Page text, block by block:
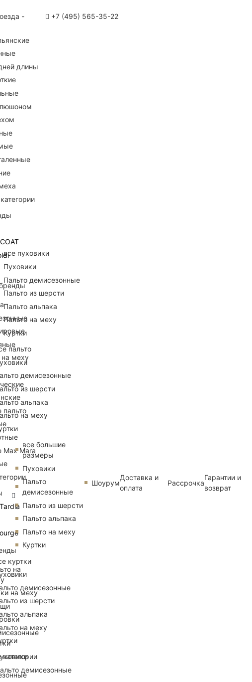
- +7 (495) 565-35-22
длины
на меху
пальто
Max Mara
на
на меху
все пуховики
Пуховики
Пальто демисезонные
Пальто из шерсти
Пальто альпака
Пальто на меху
Куртки
пальто
демисезонные
из шерсти
альпака
на меху
все большие
размеры
Пуховики
Пальто
демисезонные
Пальто из шерсти
Пальто альпака
Пальто на меху
Куртки
куртки
демисезонные
из шерсти
альпака
на меху
демисезонные
Шоурум
Доставка и
оплата
Рассрочка
Гарантии и
возврат